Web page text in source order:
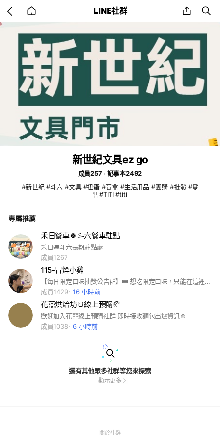
back
to
LINE社群 share
新世紀文具ez go
成員257
記事本2492
#新世紀 #斗六 #文具 #扭蛋 #盲盒 #生活用品 #團購 #批發 #零
售#TITI #titi
專屬推薦
禾日餐車🍀斗六餐車駐點
禾日🚚斗六長期駐點處
成員1267
115-冒煙小雞
【每日限定口味抽獎公告群】🎟️ 想吃限定口味，只能在這裡知道！ 每日更新，售完不補。 這裡是唯一通道，群主親自發布。 想搶先吃？跟緊這裡就對了！
成員1429
16 小時前
花囍烘焙坊🍞線上預購🥐
歡迎加入花囍線上預購社群 即時接收麵包出爐資訊☺️
成員1038
6 小時前
還有其他眾多社群等您來探索
顯示更多
關於社群(Open